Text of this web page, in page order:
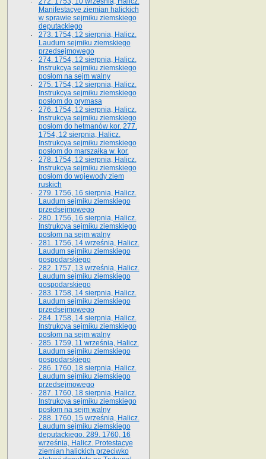
Manifestacye ziemian halickich
w sprawie sejmiku ziemskiego
deputackiego
273. 1754, 12 sierpnia, Halicz.
Laudum sejmiku ziemskiego
przedsejmowego
274. 1754, 12 sierpnia, Halicz.
Instrukcya sejmiku ziemskiego
posłom na sejm walny
275. 1754, 12 sierpnia, Halicz.
Instrukcya sejmiku ziemskiego
posłom do prymasa
276. 1754, 12 sierpnia, Halicz.
Instrukcya sejmiku ziemskiego
posłom do hetmanów kor. 277.
1754, 12 sierpnia, Halicz.
Instrukcya sejmiku ziemskiego
posłom do marszałka w. kor.
278. 1754, 12 sierpnia, Halicz.
Instrukcya sejmiku ziemskiego
posłom do wojewody ziem
ruskich
279. 1756, 16 sierpnia, Halicz.
Laudum sejmiku ziemskiego
przedsejmowego
280. 1756, 16 sierpnia, Halicz.
Instrukcya sejmiku ziemskiego
posłom na sejm walny
281. 1756, 14 września, Halicz.
Laudum sejmiku ziemskiego
gospodarskiego
282. 1757, 13 września, Halicz.
Laudum sejmiku ziemskiego
gospodarskiego
283. 1758, 14 sierpnia, Halicz.
Laudum sejmiku ziemskiego
przedsejmowego
284. 1758, 14 sierpnia, Halicz.
Instrukcya sejmiku ziemskiego
posłom na sejm walny
285. 1759, 11 września, Halicz.
Laudum sejmiku ziemskiego
gospodarskiego
286. 1760, 18 sierpnia, Halicz.
Laudum sejmiku ziemskiego
przedsejmowego
287. 1760, 18 sierpnia, Halicz.
Instrukcya sejmiku ziemskiego
posłom na sejm walny
288. 1760, 15 września, Halicz.
Laudum sejmiku ziemskiego
deputackiego. 289. 1760, 16
września, Halicz. Protestacye
ziemian halickich przeciwko